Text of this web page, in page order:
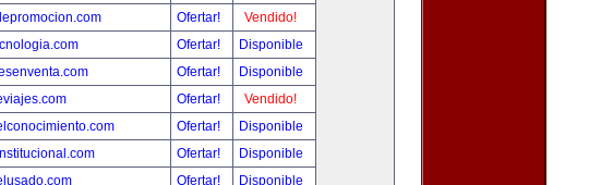
Ofertar!
Vendido!
Ofertar!
Disponible
Ofertar!
Disponible
Ofertar!
Vendido!
Ofertar!
Disponible
Ofertar!
Disponible
Ofertar!
Disponible